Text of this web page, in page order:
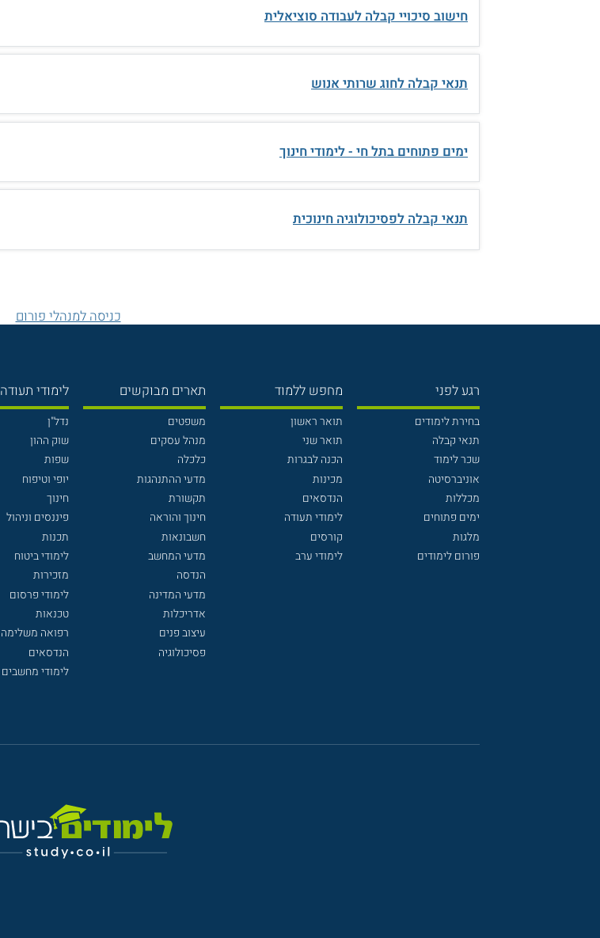
חישוב סיכויי קבלה לעבודה סוציאלית
תנאי קבלה לחוג שרותי אנוש
ימים פתוחים בתל חי - לימודי חינוך
תנאי קבלה לפסיכולוגיה חינוכית
כניסה למנהלי פורום
רגע לפני
בחירת לימודים
תנאי קבלה
שכר לימוד
אוניברסיטה
מכללות
ימים פתוחים
מלגות
פורום לימודים
מחפש ללמוד
תואר ראשון
תואר שני
הכנה לבגרות
מכינות
הנדסאים
לימודי תעודה
קורסים
לימודי ערב
תארים מבוקשים
משפטים
מנהל עסקים
כלכלה
מדעי ההתנהגות
תקשורת
חינוך והוראה
חשבונאות
מדעי המחשב
הנדסה
מדעי המדינה
אדריכלות
עיצוב פנים
פסיכולוגיה
לימודי תעודה
נדל"ן
שוק ההון
שפות
יופי וטיפוח
חינוך
פיננסים וניהול
תכנות
לימודי ביטוח
מזכירות
לימודי פרסום
טכנאות
רפואה משלימה
הנדסאים
לימודי מחשבים